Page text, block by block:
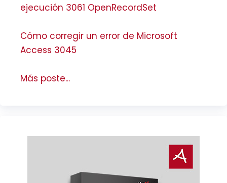
ejecución 3061 OpenRecordSet
Cómo corregir un error de Microsoft
Access 3045
Más poste...